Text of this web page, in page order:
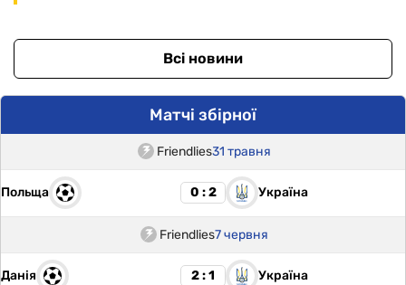
Всі новини
Матчі збірної
Friendlies31 травня
Польща 0 : 2 Україна
Friendlies7 червня
Данія 2 : 1 Україна